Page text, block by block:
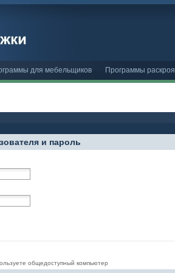
для мебельщиков Программы раскроя
и пароль
общедоступный компьютер